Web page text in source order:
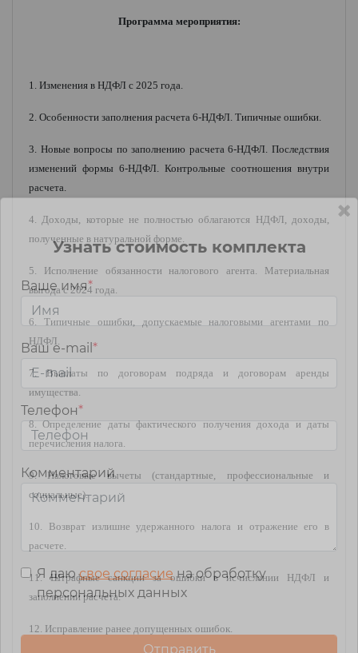
Программа мероприятия:
1. Изменения в НДФЛ с 2025 года.
2. Особенности заполнения расчета 6-НДФЛ. Типичные ошибки.
3. Новые вопросы по заполнению расчета 6-НДФЛ. Последствия
изменений формы 6-НДФЛ. Контрольные соотношения внутри
расчета.
4. Доходы, которые не полностью облагаются НДФЛ, доходы,
полученные в натуральной форме.
5. Исполнение обязанности налогового агента. Материальная
выгода с 2024 года.
6. Типичные ошибки, допускаемые налоговыми агентами по
НДФЛ.
7. Выплаты по договорам подряда и договорам аренды
имущества.
8. Определение даты фактического получения дохода и даты
перечисления налога.
9. Налоговые вычеты (стандартные, профессиональные и
социальные).
10. Возврат излишне удержанного налога и отражение его в
расчете.
11. Штрафные санкции за ошибки в исчислении НДФЛ и
заполнении расчета.
12. Исправление ранее допущенных ошибок.
Узнать стоимость комплекта
Ваше имя*
Ваш e-mail *
Телефон*
Комментарий
Я даюсвое согласиена обработку
персональных данных